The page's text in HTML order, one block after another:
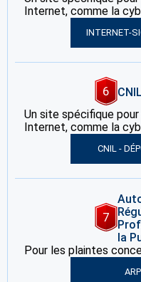
Internet, comme la
INTERNET-
6
CNIL
Un site spécifique
Internet, comme la
CNIL -
7
la
Pour les plaintes